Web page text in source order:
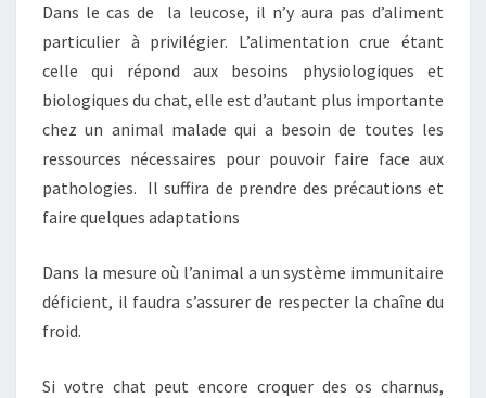
Dans le cas de la leucose, il n’y aura pas d’aliment
particulier à privilégier. L’alimentation crue étant
celle qui répond aux besoins physiologiques et
biologiques du chat, elle est d’autant plus importante
chez un animal malade qui a besoin de toutes les
ressources nécessaires pour pouvoir faire face aux
pathologies. Il suffira de prendre des précautions et
faire quelques adaptations
Dans la mesure où l’animal a un système immunitaire
déficient, il faudra s’assurer de respecter la chaîne du
froid.
Si votre chat peut encore croquer des os charnus,